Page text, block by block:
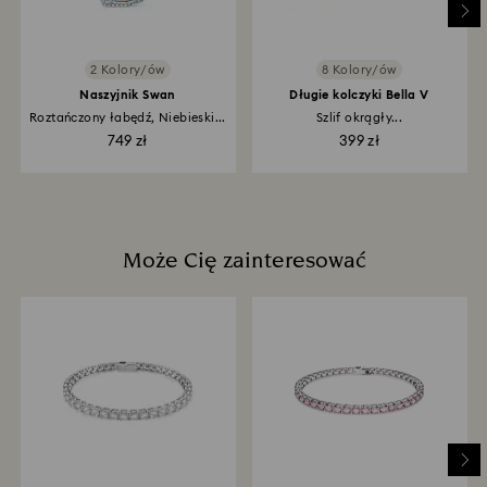
Cały proces zwrotu towaru i zwrotu pieniędzy może
2 Kolory/ów
Naszyjnik Swan
Roztańczony łabędź, Niebieski...
749 zł
8 Kolory/ów
Długie kolczyki Bella V
Szlif okrągły...
399 zł
Może Cię zainteresować